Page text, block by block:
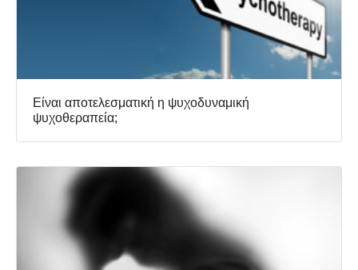
Είναι αποτελεσματική η ψυχοδυναμική
ψυχοθεραπεία;